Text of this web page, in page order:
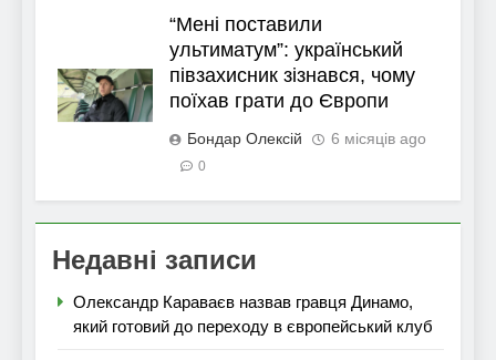
“Мені поставили
ультиматум”: український
півзахисник зізнався, чому
поїхав грати до Європи
Бондар Олексій 6 місяців ago
0
Недавні записи
Олександр Караваєв назвав гравця Динамо,
який готовий до переходу в європейський клуб